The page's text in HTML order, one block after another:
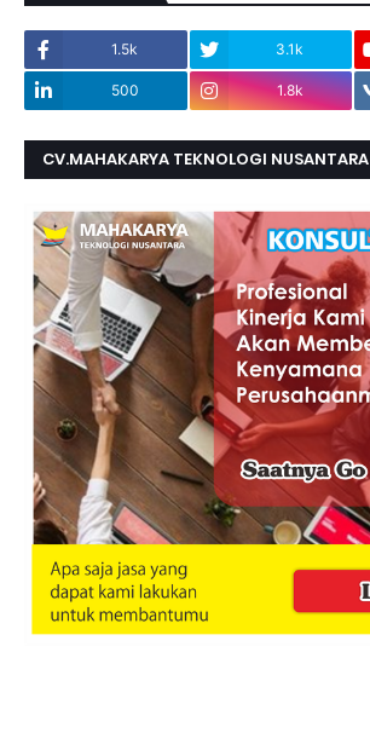
1.5k 3.1k
500 1.8k
CV.MAHAKARYA TEKNOLOGI NUSANTARA